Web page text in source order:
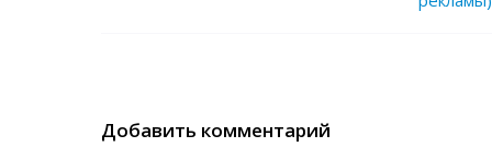
Добавить комментарий